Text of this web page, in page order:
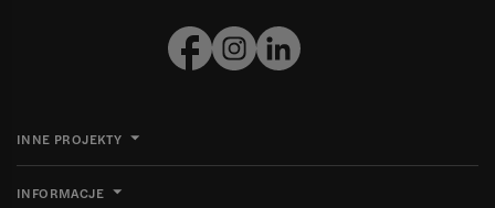
INNE PROJEKTY
INFORMACJE